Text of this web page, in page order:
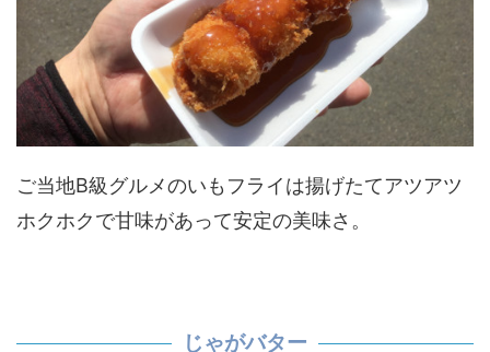
ご当地B級グルメのいもフライは揚げたてアツアツ
ホクホクで甘味があって安定の美味さ。
じゃがバター